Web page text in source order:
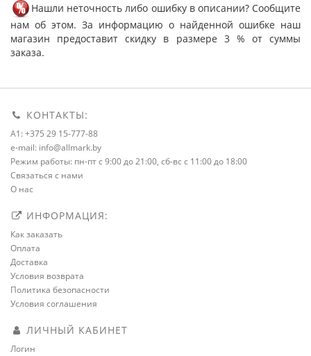
Нашли неточность либо ошибку в описании? Сообщите
нам об этом. За информацию о найденной ошибке наш
магазин предоставит скидку в размере 3 % от суммы
заказа.
КОНТАКТЫ:
A1: +375 29 15-777-88
e-mail: info@allmark.by
Режим работы: пн-пт с 9:00 до 21:00, сб-вс с 11:00 до 18:00
Связаться с нами
О нас
ИНФОРМАЦИЯ:
Как заказать
Оплата
Доставка
Условия возврата
Политика безопасности
Условия соглашения
ЛИЧНЫЙ КАБИНЕТ
Логин